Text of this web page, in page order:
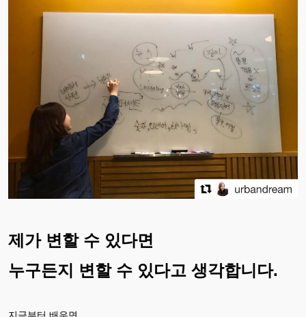
제가 변할 수 있다면
누구든지 변할 수 있다고 생각합니다.